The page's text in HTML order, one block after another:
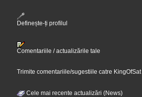
Definește-ți profilul
Comentariile / actualizările tale
Trimite comentariile/sugestiile catre KingOfSat
Cele mai recente actualizări (News)